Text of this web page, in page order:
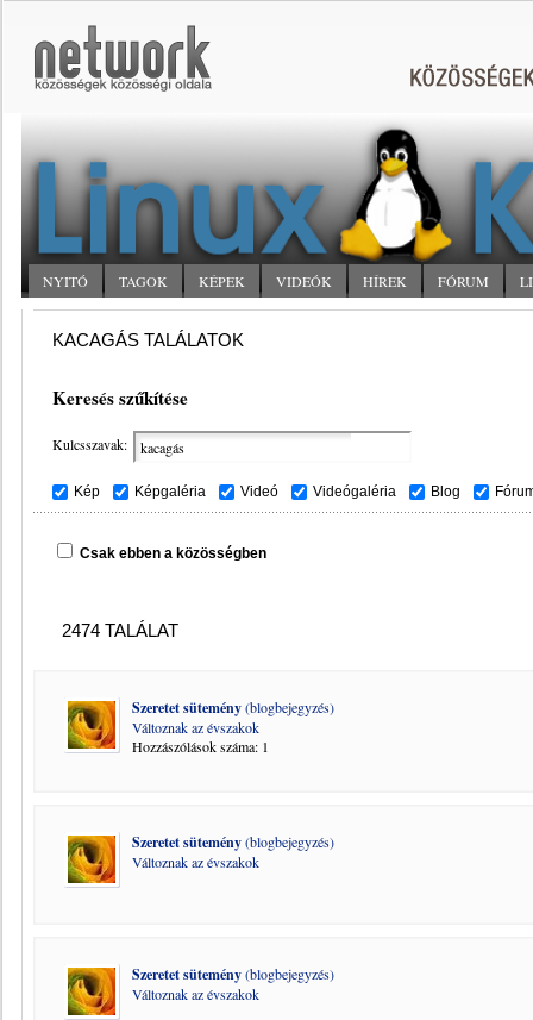
NYITÓ TAGOK KÉPEK VIDEÓK HÍREK FÓRUM
KACAGÁS TALÁLATOK
Keresés szűkítése
Kulcsszavak:
Kép Képgaléria Videó Videógaléria Blog
Csak ebben a közösségben
2474 TALÁLAT
Szeretet sütemény(blogbejegyzés)
Változnak az évszakok
Hozzászólások száma: 1
Szeretet sütemény(blogbejegyzés)
Változnak az évszakok
Szeretet sütemény(blogbejegyzés)
Változnak az évszakok